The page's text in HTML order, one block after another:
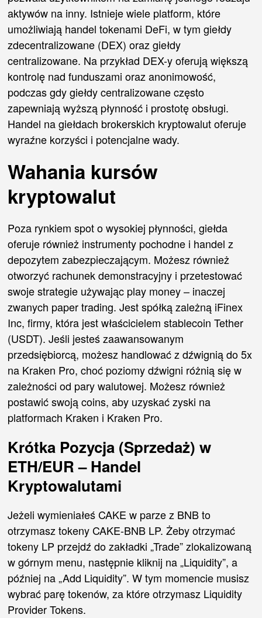
aktywów na inny. Istnieje wiele platform, które
umożliwiają handel tokenami DeFi, w tym giełdy
zdecentralizowane (DEX) oraz giełdy
centralizowane. Na przykład DEX-y oferują większą
kontrolę nad funduszami oraz anonimowość,
podczas gdy giełdy centralizowane często
zapewniają wyższą płynność i prostotę obsługi.
Handel na giełdach brokerskich kryptowalut oferuje
wyraźne korzyści i potencjalne wady.
Wahania kursów
kryptowalut
Poza rynkiem spot o wysokiej płynności, giełda
oferuje również instrumenty pochodne i handel z
depozytem zabezpieczającym. Możesz również
otworzyć rachunek demonstracyjny i przetestować
swoje strategie używając play money – inaczej
zwanych paper trading. Jest spółką zależną iFinex
Inc, firmy, która jest właścicielem stablecoin Tether
(USDT). Jeśli jesteś zaawansowanym
przedsiębiorcą, możesz handlować z dźwignią do 5x
na Kraken Pro, choć poziomy dźwigni różnią się w
zależności od pary walutowej. Możesz również
postawić swoją coins, aby uzyskać zyski na
platformach Kraken i Kraken Pro.
Krótka Pozycja (Sprzedaż) w
ETH/EUR – Handel
Kryptowalutami
Jeżeli wymieniałeś CAKE w parze z BNB to
otrzymasz tokeny CAKE-BNB LP. Żeby otrzymać
tokeny LP przejdź do zakładki „Trade” zlokalizowaną
w górnym menu, następnie kliknij na „Liquidity”, a
później na „Add Liquidity”. W tym momencie musisz
wybrać parę tokenów, za które otrzymasz Liquidity
Provider Tokens.